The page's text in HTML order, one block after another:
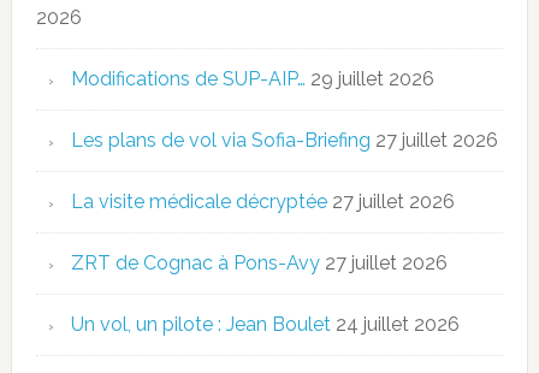
2026
Modifications de SUP-AIP… 29 juillet 2026
Les plans de vol via Sofia-Briefing 27 juillet 2026
La visite médicale décryptée 27 juillet 2026
ZRT de Cognac à Pons-Avy 27 juillet 2026
Un vol, un pilote : Jean Boulet 24 juillet 2026